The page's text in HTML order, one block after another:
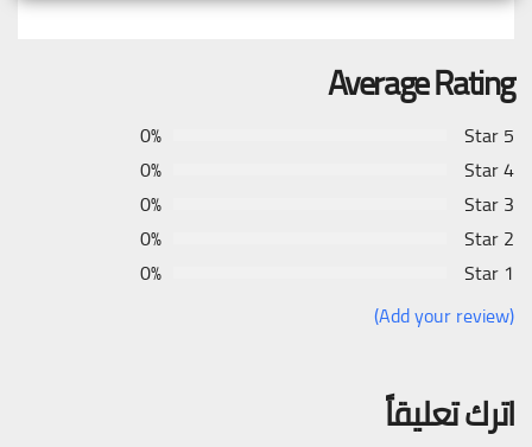
Average Rating
5 Star
0%
4 Star
0%
3 Star
0%
2 Star
0%
1 Star
0%
(Add your review)
اترك تعليقاً